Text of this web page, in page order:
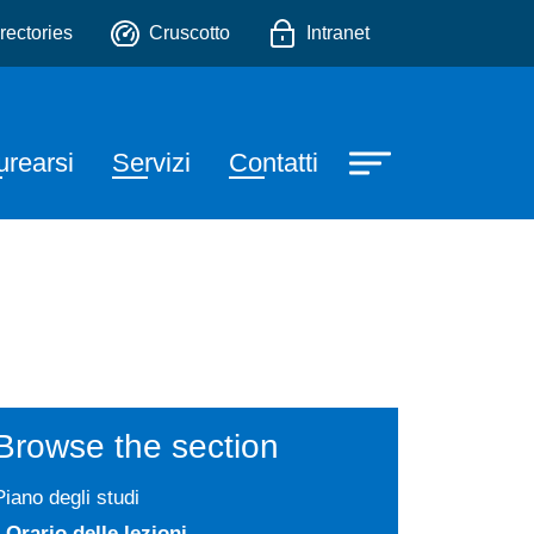
Cruscotto Intranet
Servizi Contatti
the section
degli studi